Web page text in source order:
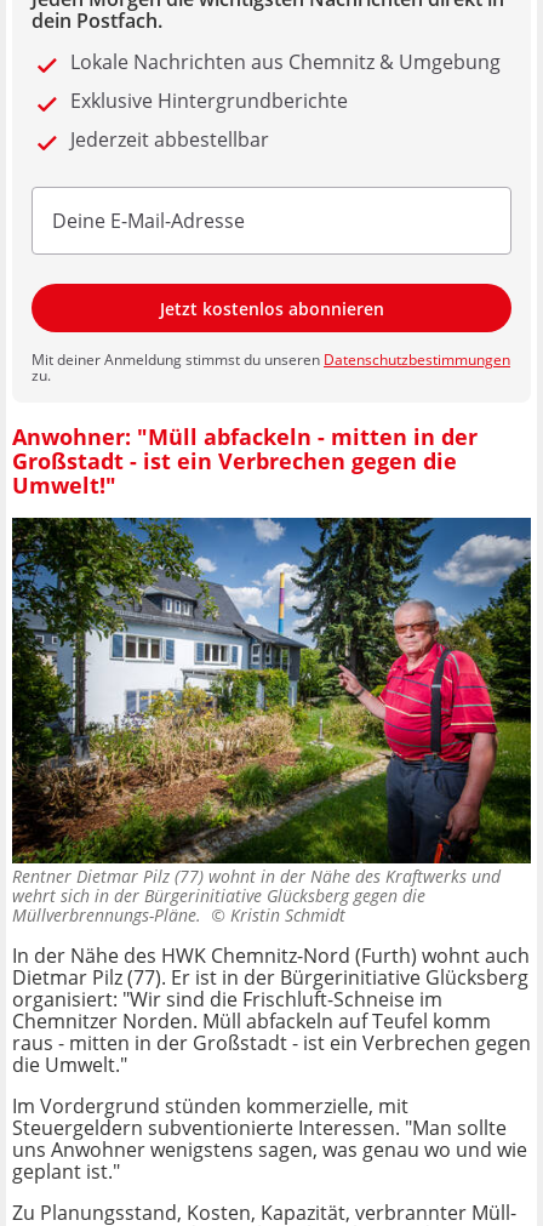
dein Postfach.
Lokale Nachrichten aus Chemnitz & Umgebung
Exklusive Hintergrundberichte
Jederzeit abbestellbar
Jetzt kostenlos abonnieren
Mit deiner Anmeldung stimmst du unseren Datenschutzbestimmungen
zu.
Anwohner: "Müll abfackeln - mitten in der
Großstadt - ist ein Verbrechen gegen die
Umwelt!"
Rentner Dietmar Pilz (77) wohnt in der Nähe des Kraftwerks und
wehrt sich in der Bürgerinitiative Glücksberg gegen die
Müllverbrennungs-Pläne. © Kristin Schmidt
In der Nähe des HWK Chemnitz-Nord (Furth) wohnt auch
Dietmar Pilz (77). Er ist in der Bürgerinitiative Glücksberg
organisiert: "Wir sind die Frischluft-Schneise im
Chemnitzer Norden. Müll abfackeln auf Teufel komm
raus - mitten in der Großstadt - ist ein Verbrechen gegen
die Umwelt."
Im Vordergrund stünden kommerzielle, mit
Steuergeldern subventionierte Interessen. "Man sollte
uns Anwohner wenigstens sagen, was genau wo und wie
geplant ist."
Zu Planungsstand, Kosten, Kapazität, verbrannter Müll-